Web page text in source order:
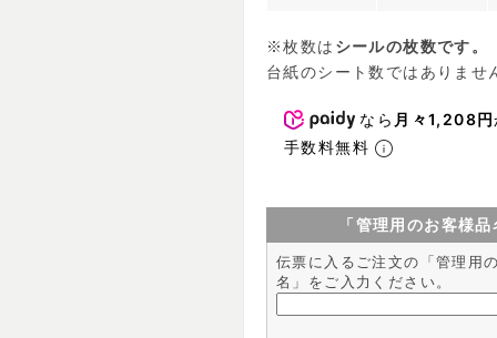
※枚数は シールの枚数です。
台紙のシート数ではありませ
なら 月々1,208円
手数料無料
「管理用のお客様
伝票に入るご注文の「管理用
名」をご入力ください。